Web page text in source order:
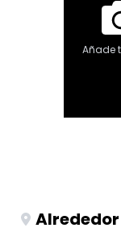
Añade